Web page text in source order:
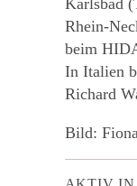
Rhein-
beim
In Italien
Richard
Bild: